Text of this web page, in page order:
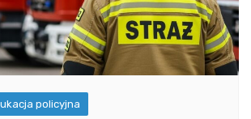
policyjna